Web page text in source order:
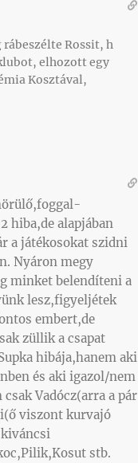
Rossit, h
elhozott egy
Kosztával,
hiba,de alapjában
a játékosokat szidni
Nyáron megy
minket belendíteni a
lesz,figyeljétek
embert,de
züllik a csapat
hibája,hanem aki
és aki igazol/nem
Vadócz(arra a pár
viszont kurvajó
stb.